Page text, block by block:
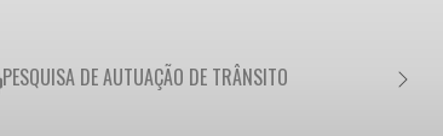
PESQUISA DE AUTUAÇÃO DE TRÂNSITO